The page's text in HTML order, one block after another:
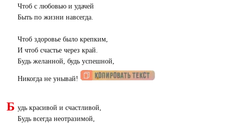
Чтоб с любовью и удачей
Быть по жизни навсегда.
Чтоб здоровье было крепким,
И чтоб счастье через край.
Будь желанной, будь успешной,
Никогда не унывай!
Б удь красивой и счастливой,
Будь всегда неотразимой,